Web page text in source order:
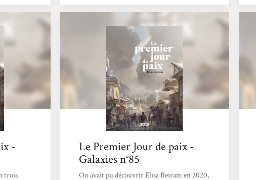
optimisme présent. Christophe
-
trois
Le Premier Jour de paix -
Galaxies n°85
On avait pu découvrir Elisa Beiram en 2020,